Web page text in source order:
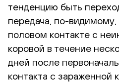
тенденцию быть
передача, по-
половом контакте с
коровой в течение
дней после
контакта с зараженной